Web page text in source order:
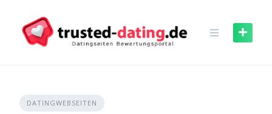
content
DATINGWEBSEITEN